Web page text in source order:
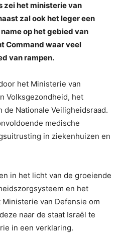
zei het ministerie van
zal ook het leger een
op het gebied van
Command waar veel
van rampen.
het Ministerie van
Volksgezondheid, het
de Nationale Veiligheidsraad.
medische
in ziekenhuizen en
in het licht van de groeiende
en het
van Defensie om
naar de staat Israël te
in een verklaring.